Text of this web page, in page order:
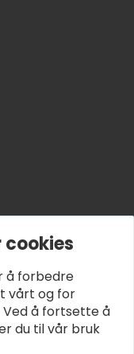
cookies
å forbedre
vårt og for
Ved å fortsette å
du til vår bruk